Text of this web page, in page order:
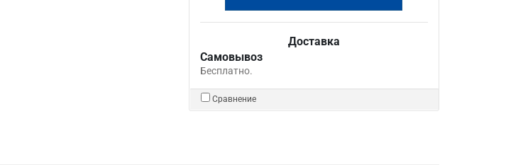
Доставка
Самовывоз
Бесплатно.
Сравнение